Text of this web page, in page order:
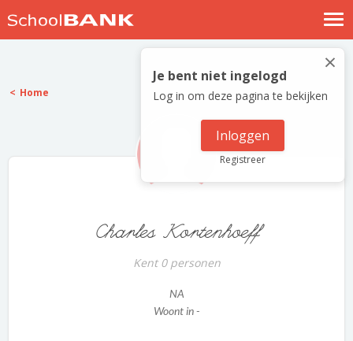
Nostalgische verhalen
Log in
Meld je gratis aan
×
Je bent niet ingelogd
Log in om deze pagina te bekijken
Inloggen
Registreer
Home
Charles Kortenhoeff
Kent 0 personen
NA
Woont in -